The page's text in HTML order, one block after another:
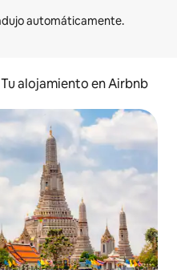
Tu alojamiento en Airbnb